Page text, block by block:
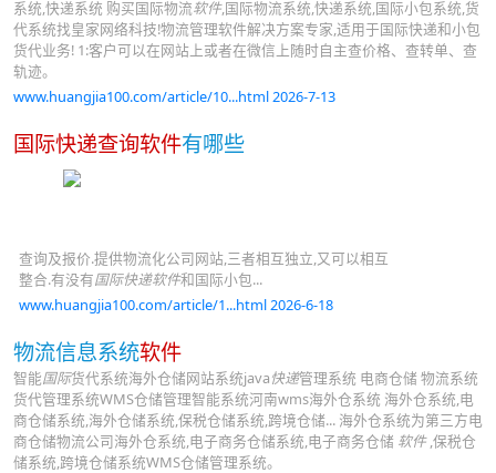
系统,快递系统 购买国际物流软件,国际物流系统,快递系统,国际小包系统,货
代系统找皇家网络科技!物流管理软件解决方案专家,适用于国际快递和小包
货代业务! 1:客户可以在网站上或者在微信上随时自主查价格、查转单、查
轨迹。
www.huangjia100.com/article/10...html 2026-7-13
国际快递查询软件有哪些
查询及报价.提供物流化公司网站,三者相互独立,又可以相互
整合.有没有国际快递软件和国际小包...
www.huangjia100.com/article/1...html 2026-6-18
物流信息系统软件
智能国际货代系统海外仓储网站系统java快递管理系统 电商仓储 物流系统
货代管理系统WMS仓储管理智能系统河南wms海外仓系统 海外仓系统,电
商仓储系统,海外仓储系统,保税仓储系统,跨境仓储... 海外仓系统为第三方电
商仓储物流公司海外仓系统,电子商务仓储系统,电子商务仓储 软件,保税仓
储系统,跨境仓储系统WMS仓储管理系统。